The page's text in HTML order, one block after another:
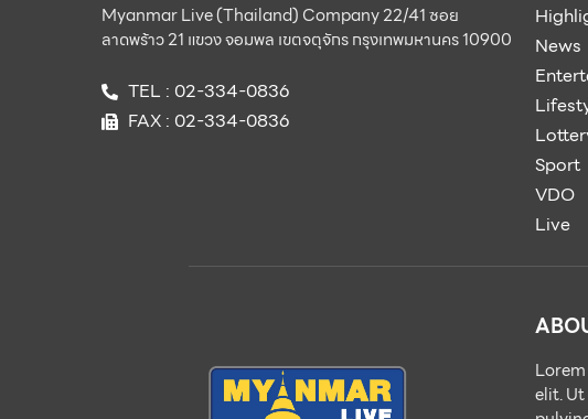
Myanmar Live (Thailand) Company 22/41 ซอย
ลาดพร้าว 21 แขวง จอมพล เขตจตุจักร กรุงเทพมหานคร 10900
TEL : 02-334-0836
FAX : 02-334-0836
News
Sport
VDO
Live
elit.